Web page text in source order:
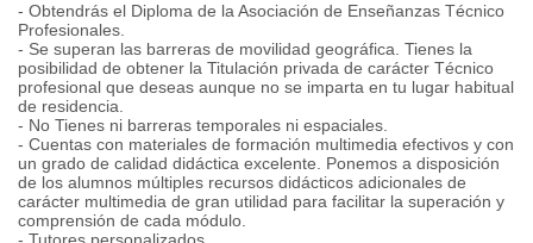
- Obtendrás el Diploma de la Asociación de Enseñanzas Técnico
Profesionales.
- Se superan las barreras de movilidad geográfica. Tienes la
posibilidad de obtener la Titulación privada de carácter Técnico
profesional que deseas aunque no se imparta en tu lugar habitual
de residencia.
- No Tienes ni barreras temporales ni espaciales.
- Cuentas con materiales de formación multimedia efectivos y con
un grado de calidad didáctica excelente. Ponemos a disposición
de los alumnos múltiples recursos didácticos adicionales de
carácter multimedia de gran utilidad para facilitar la superación y
comprensión de cada módulo.